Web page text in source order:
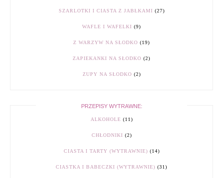
SZARLOTKI I CIASTA Z JABŁKAMI (27)
WAFLE I WAFELKI (9)
Z WARZYW NA SŁODKO (19)
ZAPIEKANKI NA SŁODKO (2)
ZUPY NA SŁODKO (2)
PRZEPISY WYTRAWNE:
ALKOHOLE (11)
CHŁODNIKI (2)
CIASTA I TARTY (WYTRAWNIE) (14)
CIASTKA I BABECZKI (WYTRAWNIE) (31)